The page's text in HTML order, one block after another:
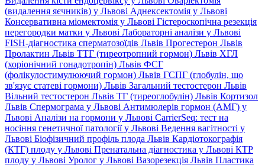
(видалення яєчників) у Львові Аднексектомія у Львові
Консервативна міомектомія у Львові Гістероскопічна резекція
перегородки матки у Львові Лабораторні аналізи у Львові
FISH-діагностика сперматозоїдів Львів Прогестерон Львів
Пролактин Львів ТТГ (тиреотропний гормон) Львів ХГЛ
(хоріонічний гонадотропін) Львів ФСГ
(фолікулостимулюючий гормон) Львів ГСПГ (глобулін, що
зв'язує статеві гормони) Львів Загальний тестостерон Львів
Вільний тестостерон Львів ТГ (тиреоглобулін) Львів Кортизол
Львів Спермограма у Львові Антимюлерів гормон (АМГ) у
Львові Аналізи на гормони у Львові CarrierSeq: тест на
носіння генетичної патології у Львові Ведення вагітності у
Львові Біофізичний профіль плода Львів Кардіотокографія
(КТГ) плоду у Львові Пренатальна діагностика у Львові КТР
плоду у Львові Уролог у Львові Вазорезекція Львів Пластика